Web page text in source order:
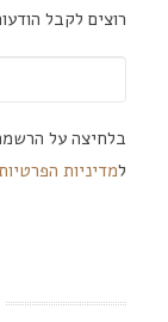
רוצים לקבל
בלחיצה על
למדיניות